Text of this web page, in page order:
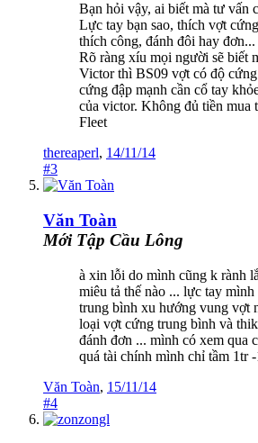
Bạn hỏi vậy, ai biết mà tư vấn
Lực tay bạn sao, thích vợt
thích công, đánh đôi hay đơn...
Rõ ràng xíu mọi người sẽ biết
Victor thì BS09 vợt có độ
cứng đập mạnh cần cổ tay
của victor. Không đủ tiền mua
Fleet
thereaperl, 14/11/14
#3
Văn Toàn
Mới Tập Cầu Lông
à xin lỗi do mình cũng k rành
miêu tả thế nào ... lực tay
trung bình xu hướng vung vợt
loại vợt cứng trung bình và
đánh đơn ... mình có xem qua
quá tài chính mình chỉ tầm 1tr
Văn Toàn, 15/11/14
#4